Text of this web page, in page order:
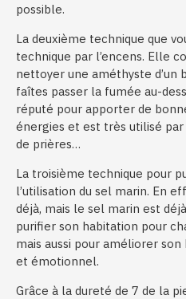
possible.
La deuxième technique que
technique par l’encens. Elle
nettoyer une améthyste d’un
faîtes passer la fumée au-
réputé pour apporter de
énergies et est très utilisé
de prières…
La troisième technique pour
l’utilisation du sel marin. En
déjà, mais le sel marin est
purifier son habitation pour
mais aussi pour améliorer
et émotionnel.
Grâce à la dureté de 7 de la